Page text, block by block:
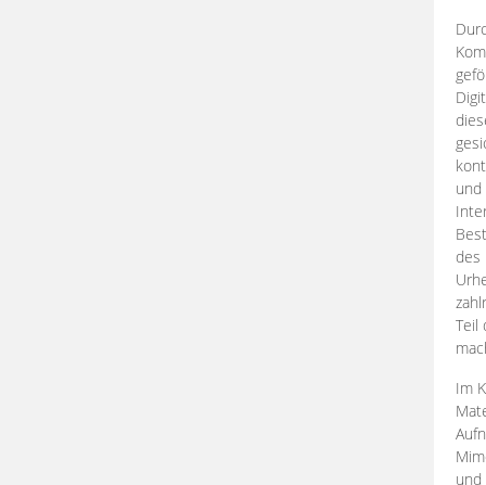
des
Teil
Im
und